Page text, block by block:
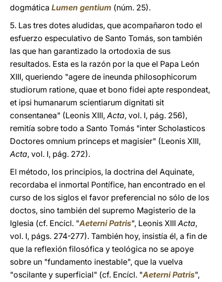
dogmática Lumen gentium (núm. 25).
5. Las tres dotes aludidas, que acompañaron todo el
esfuerzo especulativo de Santo Tomás, son también
las que han garantizado la ortodoxia de sus
resultados. Esta es la razón por la que el Papa León
XIII, queriendo "agere de ineunda philosophicorum
studiorum ratione, quae et bono fidei apte respondeat,
et ipsi humanarum scientiarum dignitati sit
consentanea" (Leonis XIII,Acta, vol. I, pág. 256),
remitía sobre todo a Santo Tomás "inter Scholasticos
Doctores omnium princeps et magisíer" (Leonis XIII,
Acta, vol. I, pág. 272).
El método, los principios, la doctrina del Aquinate,
recordaba el inmortal Pontífice, han encontrado en el
curso de los siglos el favor preferencial no sólo de los
doctos, sino también del supremo Magisterio de la
Iglesia (cf. Encícl. "Aeterni Patris", Leonis XIIIActa,
vol. I, págs. 274-277). También hoy, insistía él, a fin de
que la reflexión filosófica y teológica no se apoye
sobre un "fundamento inestable", que la vuelva
"oscilante y superficial" (cf. Encícl. "Aeterni Patris",